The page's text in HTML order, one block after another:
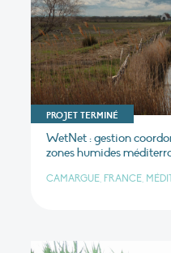
PROJET TERMINÉ
WetNet : gestion
zones humides
CAMARGUE, FRANCE,